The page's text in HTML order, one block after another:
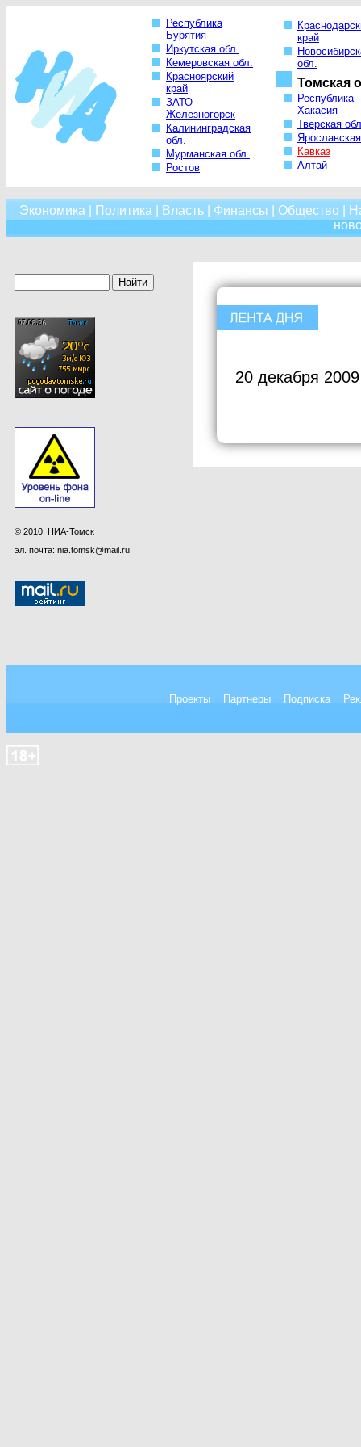
Республика
Бурятия
Иркутская обл.
Кемеровская обл.
Красноярский
край
ЗАТО
Железногорск
Калининградская
обл.
Мурманская обл.
Ростов
край
обл.
Томская
Республика
Хакасия
Тверская
Кавказ
Алтай
Экономика Политика Власть| Финансы Общество
© 2010, НИА-Томск
эл. почта: nia.tomsk@mail.ru
20 декабря
Проекты Партнеры Подписка